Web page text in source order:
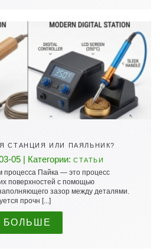
СТАНЦИЯ ИЛИ ПАЯЛЬНИК?
05 | Категории: СТАТЬИ
процесса Пайка — это процесс
поверхностей с помощью
зазор между деталями.
прочн [...]
БОЛЬШЕ